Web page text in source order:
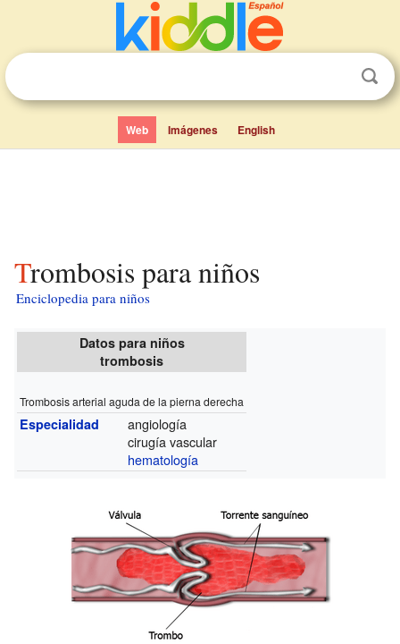
Web Imágenes English
Trombosis para niños
Enciclopedia para niños
Datos para niños
trombosis
Trombosis arterial aguda de la pierna derecha
Especialidad
angiología
cirugía vascular
hematología